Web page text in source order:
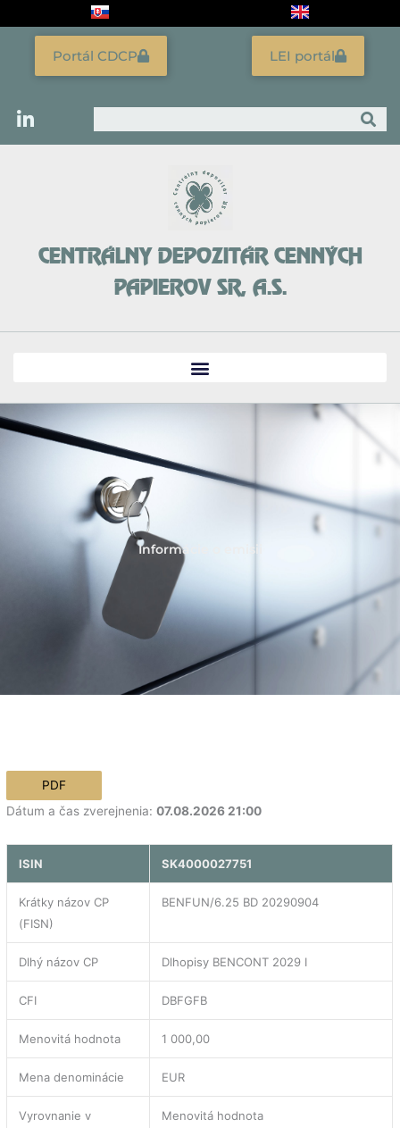
Vyhľadať
LEI portál
Portál CDCP
CENTRÁLNY DEPOZITÁR CENNÝCH
PAPIEROV SR, A.S.
Informácie o emisii
Dátum a čas zverejnenia:07.08.2026 21:00
ISIN SK4000027751
Krátky názov CP
(FISN)
BENFUN/6.25 BD 20290904
Dlhý názov CP Dlhopisy BENCONT 2029 I
CFI DBFGFB
Menovitá hodnota 1 000,00
Mena denominácie EUR
Vyrovnanie v
Menovitá hodnota